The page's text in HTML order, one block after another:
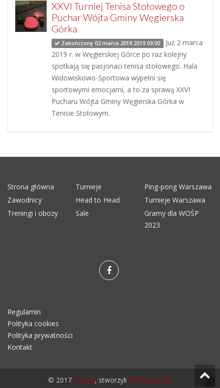
XXVI Turniej Tenisa Stołowego o
Puchar Wójta Gminy Węgierska
Górka
Zakończony 02 marca 2019 2019 09:00 Już 2 marca
2019 r. w Węgierskiej Górce po raz kolejny
spotkają się pasjonaci tenisa stołowego. Hala
Widowiskowo-Sportowa wypełni się
sportowymi emocjami, a to za sprawą XXVI
Pucharu Wójta Gminy Węgierska Górka w
Tenisie Stołowym.
Strona główna Turnieje
Ping-pong Warszawa
Zawodnicy
Head to Head
Turnieje Warszawa
Treningi i obozy
Sale
Gramy dla WOŚP
2023
Regulamin
Polityka cookies
Polityka prywatności
Kontakt
© 2017 6cali.pl, stworzyli kodujemy.net